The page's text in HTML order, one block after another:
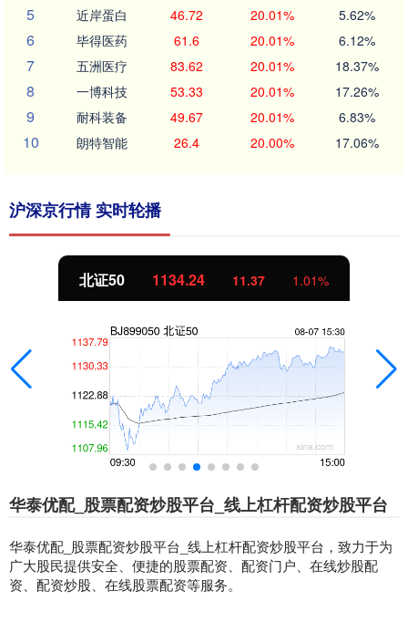
5 近岸蛋白 46.72 20.01% 5.62%
6 毕得医药 61.6 20.01% 6.12%
7 五洲医疗 83.62 20.01% 18.37%
8 一博科技 53.33 20.01% 17.26%
9 耐科装备 49.67 20.01% 6.83%
10 朗特智能 26.4 20.00% 17.06%
沪深京行情 实时轮播
北证50 1134.24 11.37 1.01%
华泰优配_股票配资炒股平台_线上杠杆配资炒股平台
华泰优配_股票配资炒股平台_线上杠杆配资炒股平台，致力于为
广大股民提供安全、便捷的股票配资、配资门户、在线炒股配
资、配资炒股、在线股票配资等服务。